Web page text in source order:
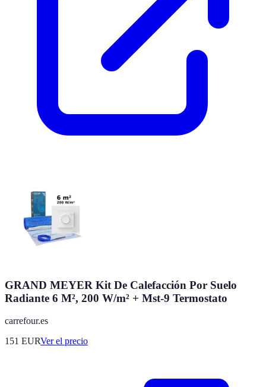
GRAND MEYER Kit De Calefacción Por Suelo
Radiante 6 M², 200 W/m² + Mst-9 Termostato
carrefour.es
151 EURVer el precio